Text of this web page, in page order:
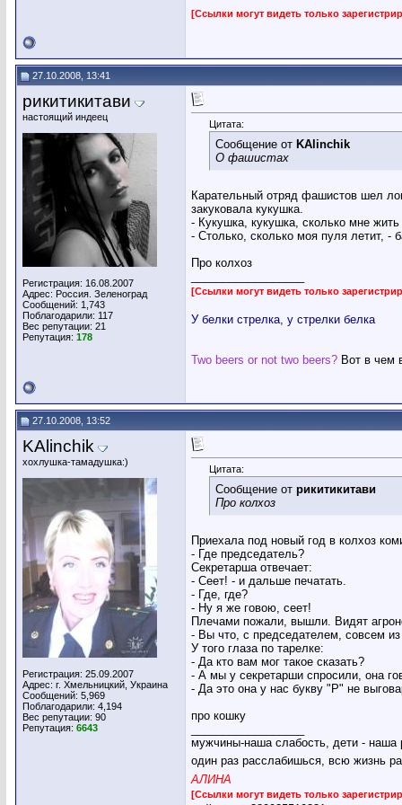
Уважаемый Дед Мороз! Сделай...21.01.2014,09:26
optimistka17
Детство заканчивается тогда,...21.01.2016,11:17
[Ссылки могут видеть только
27.10.2008, 13:41
рикитикитави
настоящий индеец
Регистрация: 16.08.2007
Адрес: Россия. Зеленоград
Сообщений: 1,743
Поблагодарили: 117
Вес репутации: 21
Репутация: 178
Цитата:
Сообщение от KAlinchik
О фашистах
Карательный отряд фашистов шел
закуковала кукушка.
- Кукушка, кукушка, сколько мне
- Столько, сколько моя пуля летит, -
Про колхоз
[Ссылки могут видеть только
У белки стрелка, у стрелки белка
Two beers or not two beers? Вот в чем
27.10.2008, 13:52
KAlinchik
хохлушка-тамадушка:)
Регистрация: 25.09.2007
Адрес: г. Хмельницкий, Украина
Сообщений: 5,969
Поблагодарили: 4,194
Вес репутации: 90
Репутация: 6643
Цитата:
Сообщение от рикитикитави
Про колхоз
Пpиехала под новый год в колхоз
- Где пpедседатель?
Секpетаpша отвечает:
- Сеет! - и дальше печатать.
- Где, где?
- Hу я же говою, сеет!
Плечами пожали, вышли. Видят
- Вы что, с пpедседателем, совсем
У того глаза по таpелке:
- Да кто вам мог такое сказать?
- А мы у секpетаpши спpосили, она
- Да это она у нас букву "Р" не
про кошку
мужчины-наша слабость, дети - наша
один раз расслабишься, всю жизнь
АЛИНА
[Ссылки могут видеть только